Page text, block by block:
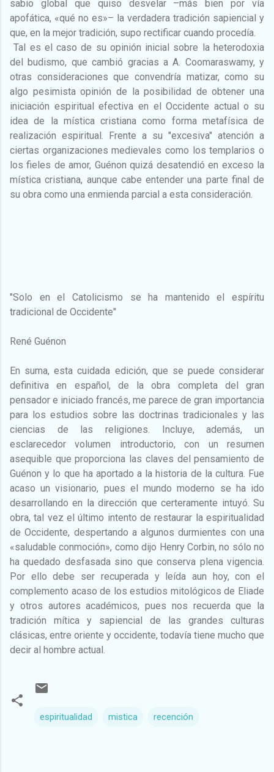
sabio global que quiso desvelar –más bien por vía
apofática, «qué no es»– la verdadera tradición sapiencial y
que, en la mejor tradición, supo rectificar cuando procedía.
Tal es el caso de su opinión inicial sobre la heterodoxia
del budismo, que cambió gracias a A. Coomaraswamy, y
otras consideraciones que convendría matizar, como su
algo pesimista opinión de la posibilidad de obtener una
iniciación espiritual efectiva en el Occidente actual o su
idea de la mística cristiana como forma metafísica de
realización espiritual. Frente a su "excesiva" atención a
ciertas organizaciones medievales como los templarios o
los fieles de amor, Guénon quizá desatendió en exceso la
mística cristiana, aunque cabe entender una parte final de
su obra como una enmienda parcial a esta consideración.
"Solo en el Catolicismo se ha mantenido el espíritu
tradicional de Occidente"
René Guénon
En suma, esta cuidada edición, que se puede considerar
definitiva en español, de la obra completa del gran
pensador e iniciado francés, me parece de gran importancia
para los estudios sobre las doctrinas tradicionales y las
ciencias de las religiones. Incluye, además, un
esclarecedor volumen introductorio, con un resumen
asequible que proporciona las claves del pensamiento de
Guénon y lo que ha aportado a la historia de la cultura. Fue
acaso un visionario, pues el mundo moderno se ha ido
desarrollando en la dirección que certeramente intuyó. Su
obra, tal vez el último intento de restaurar la espiritualidad
de Occidente, despertando a algunos durmientes con una
«saludable conmoción», como dijo Henry Corbin, no sólo no
ha quedado desfasada sino que conserva plena vigencia.
Por ello debe ser recuperada y leída aun hoy, con el
complemento acaso de los estudios mitológicos de Eliade
y otros autores académicos, pues nos recuerda que la
tradición mítica y sapiencial de las grandes culturas
clásicas, entre oriente y occidente, todavía tiene mucho que
decir al hombre actual.
espiritualidad mistica recención